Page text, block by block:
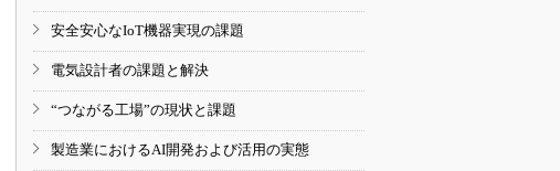
安全安心なIoT機器実現の課題
電気設計者の課題と解決
“つながる工場”の現状と課題
製造業におけるAI開発および活用の実態